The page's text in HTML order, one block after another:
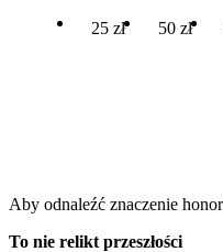
25 zł 50 zł
Aby odnaleźć znaczenie
To nie relikt przeszłości